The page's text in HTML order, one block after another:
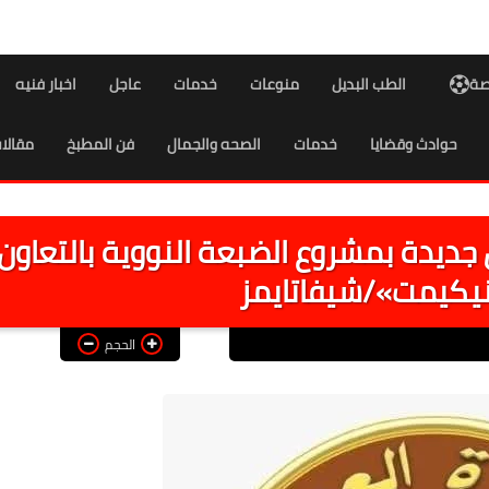
الطب البديل منوعات خدمات عاجل اخبار فنيه
حوادث وقضايا خدمات الصحه والجمال فن المطبخ
بمشروع الضبعة النووية
شيفاتايمز
الحجم